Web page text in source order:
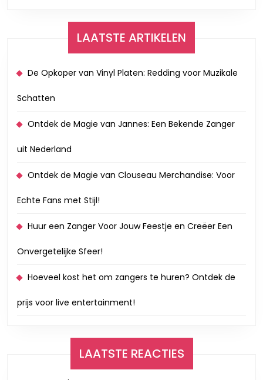
LAATSTE ARTIKELEN
De Opkoper van Vinyl Platen: Redding voor Muzikale
Schatten
Ontdek de Magie van Jannes: Een Bekende Zanger
uit Nederland
Ontdek de Magie van Clouseau Merchandise: Voor
Echte Fans met Stijl!
Huur een Zanger Voor Jouw Feestje en Creëer Een
Onvergetelijke Sfeer!
Hoeveel kost het om zangers te huren? Ontdek de
prijs voor live entertainment!
LAATSTE REACTIES